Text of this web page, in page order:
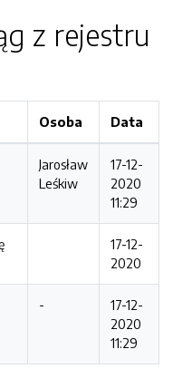
z rejestru
Osoba Data
Jarosław
Leśkiw
17-12-
2020
11:29
17-12-
2020
-
17-12-
2020
11:29